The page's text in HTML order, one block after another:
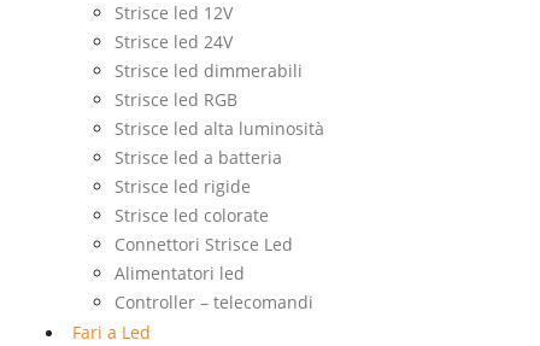
Strisce led 12V
Strisce led 24V
Strisce led dimmerabili
Strisce led RGB
Strisce led alta luminosità
Strisce led a batteria
Strisce led rigide
Strisce led colorate
Connettori Strisce Led
Alimentatori led
Controller – telecomandi
Fari a Led